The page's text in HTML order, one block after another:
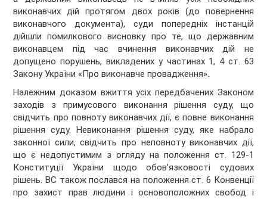
виконавчих дій протягом двох років (до повернення
виконавчого документа), суди попередніх інстанцій
дійшли помилкового висновку про те, що державним
виконавцем під час вчинення виконавчих дій не
допущено порушень, викладених у частинах 1, 4 ст. 63
Закону України «Про виконавче провадження».
Належним доказом вжиття усіх передбачених Законом
заходів з примусового виконання рішення суду, що
свідчить про повноту виконавчих дії, є повне виконання
рішення суду. Невиконання рішення суду, яке набрало
законної сили, свідчить про неповноту виконавчих дії,
що є недопустимим з огляду на положення ст. 129-1
Конституції України щодо обов’язковості судових
рішень. ВС також послався на положення ст. 6 Конвенції
про захист прав людини і основоположних свобод і